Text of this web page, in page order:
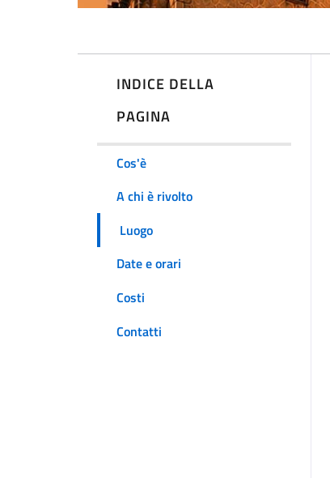
INDICE DELLA
PAGINA
Cos'è
A chi è rivolto
Luogo
Date e orari
Costi
Contatti